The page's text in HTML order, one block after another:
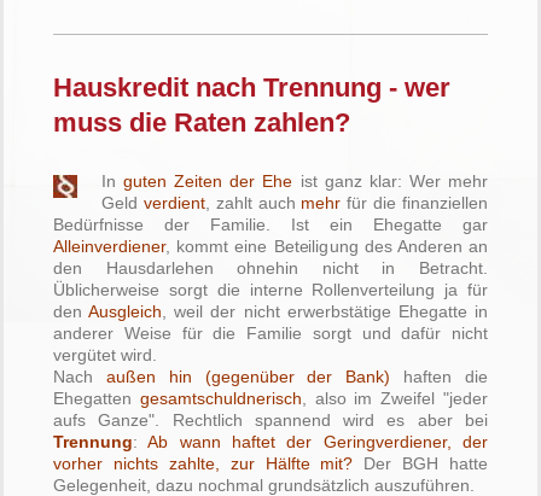
Hauskredit nach Trennung - wer
muss die Raten zahlen?
Inguten Zeiten der Ehe ist ganz klar: Wer mehr
Geld verdient, zahlt auch mehr für die finanziellen
Bedürfnisse der Familie. Ist ein Ehegatte gar
Alleinverdiener, kommt eine Beteiligung des Anderen an
den Hausdarlehen ohnehin nicht in Betracht.
Üblicherweise sorgt die interne Rollenverteilung ja für
denAusgleich , weil der nicht erwerbstätige Ehegatte in
anderer Weise für die Familie sorgt und dafür nicht
vergütet wird.
Nach außen hin (gegenüber der Bank) haften die
Ehegatten gesamtschuldnerisch , also im Zweifel "jeder
aufs Ganze". Rechtlich spannend wird es aber bei
Trennung:Ab wann haftet der Geringverdiener, der
vorher nichts zahlte, zur Hälfte mit? Der BGH hatte
Gelegenheit, dazu nochmal grundsätzlich auszuführen.